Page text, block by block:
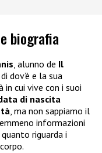
biografia
, alunno de Il
dov’è e la sua
in cui vive con i suoi
di nascita
, ma non sappiamo il
informazioni
quanto riguarda i